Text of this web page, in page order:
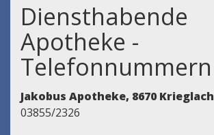
Diensthabende
Apotheke -
Telefonnummern
Jakobus Apotheke, 8670 Krieglach
03855/2326